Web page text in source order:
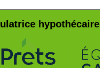
hypothécaire